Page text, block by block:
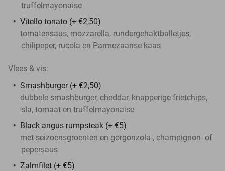
truffelmayonaise
Vitello tonato (+ €2,50)
tomatensaus, mozzarella, rundergehaktballetjes,
chilipeper, rucola en Parmezaanse kaas
Vlees & vis:
Smashburger (+ €2,50)
dubbele smashburger, cheddar, knapperige frietchips,
sla, tomaat en truffelmayonaise
Black angus rumpsteak (+ €5)
met seizoensgroenten en gorgonzola-, champignon- of
pepersaus
Zalmfilet (+ €5)